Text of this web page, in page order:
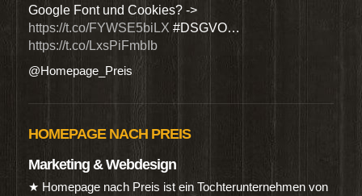
Google Font und Cookies? ->
https://t.co/FYWSE5biLX #DSGVO…
https://t.co/LxsPiFmbIb
@Homepage_Preis
HOMEPAGE NACH PREIS
Marketing & Webdesign
★ Homepage nach Preis ist ein Tochterunternehmen von